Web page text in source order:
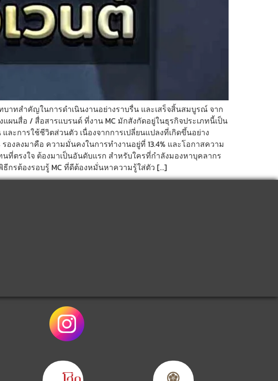
บาทสำคัญในการดำเนินงานอย่างราบรื่น และเสร็จสิ้นสมบูรณ์ จาก
ผนสื่อ / สื่อสารแบรนด์ ที่งาน MC มักสังกัดอยู่ในธุรกิจประเภทนี้เป็น
การใช้ชีวิตส่วนตัว เนื่องจากการเปลี่ยนแปลงที่เกิดขึ้นอย่าง
องลงมาคือ ความมั่นคงในการทำงานอยู่ที่ 13.4% และโอกาสความ
ที่ตรงใจ ต้องมาเป็นอันดับแรก สำหรับใครที่กำลังมองหาบุคลากร
กรต้องรอบรู้ MC ที่ดีต้องหมั่นหาความรู้ใส่ตัว […]